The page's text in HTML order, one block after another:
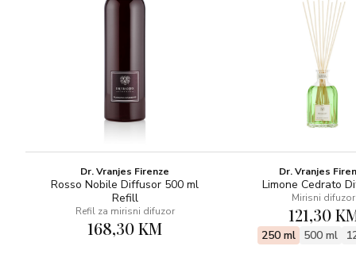
lagan, svijetao, živopisan i slobodan poput ruže, božura,
Dr. Vranjes Firenze
Rosso Nobile Diffusor 500 ml
Refill
Refil za mirisni difuzor
168,30 KM
Dr. Vranjes
Limone Cedrato
Mirisni difuzor
121,30
250 ml 500 ml